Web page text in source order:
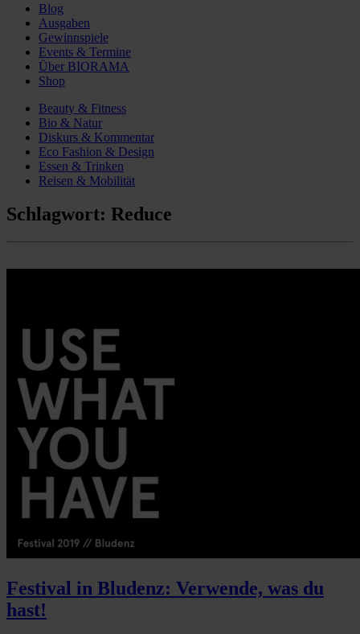
Blog
Ausgaben
Gewinnspiele
Events & Termine
Über BIORAMA
Shop
Beauty & Fitness
Bio & Natur
Diskurs & Kommentar
Eco Fashion & Design
Essen & Trinken
Reisen & Mobilität
Schlagwort: Reduce
Festival in Bludenz: Verwende, was du
hast!